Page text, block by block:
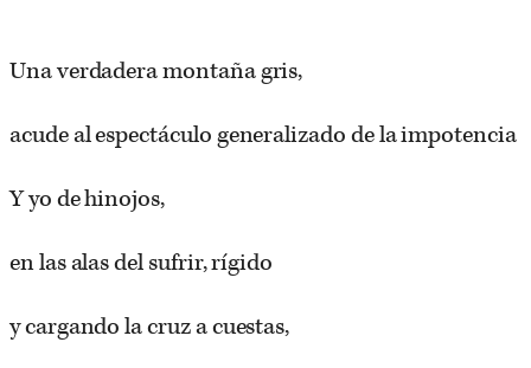
Una verdadera montaña gris,
acude al espectáculo generalizado de la impotencia
Y yo de hinojos,
en las alas del sufrir, rígido
y cargando la cruz a cuestas,